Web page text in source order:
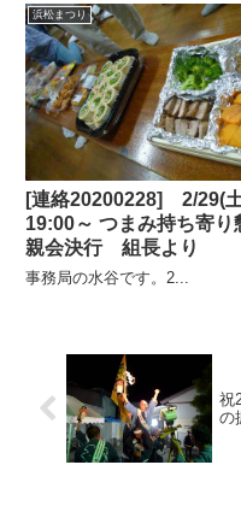
浜松まつり
[連絡20200228] 2/29(
19:00～ つまみ持ち寄り
親会決行 組長より
事務局の水谷です。2...
祝
の